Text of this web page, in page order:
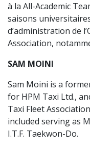
à la All-Academic
saisons
d’administration de
Association,
SAM MOINI
Sam Moini is a
for HPM Taxi Ltd.,
Taxi Fleet
included serving as
I.T.F. Taekwon-Do.